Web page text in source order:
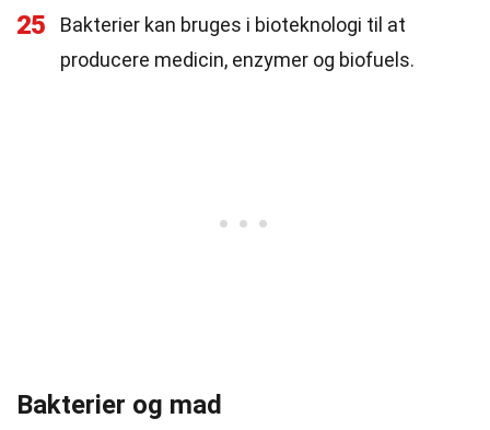
25
Bakterier kan bruges i bioteknologi til at
producere medicin, enzymer og biofuels.
Bakterier og mad